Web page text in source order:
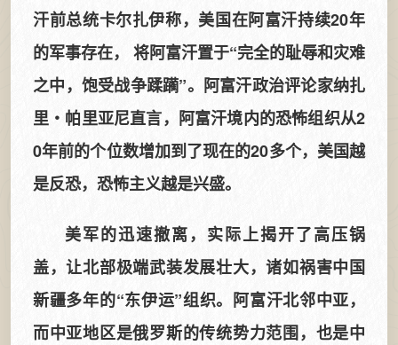
汗前总统卡尔扎伊称，美国在阿富汗持续20年
的军事存在， 将阿富汗置于“完全的耻辱和灾难
之中，饱受战争蹂躏”。阿富汗政治评论家纳扎
里・帕里亚尼直言，阿富汗境内的恐怖组织从2
0年前的个位数增加到了现在的20多个，美国越
是反恐，恐怖主义越是兴盛。
美军的迅速撤离，实际上揭开了高压锅
盖，让北部极端武装发展壮大，诸如祸害中国
新疆多年的“东伊运”组织。阿富汗北邻中亚，
而中亚地区是俄罗斯的传统势力范围，也是中